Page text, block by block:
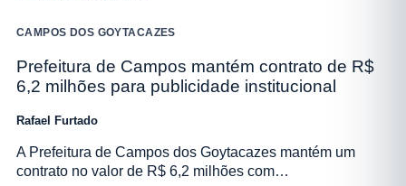
CAMPOS DOS GOYTACAZES
Prefeitura de Campos mantém contrato de R$
6,2 milhões para publicidade institucional
Rafael Furtado
A Prefeitura de Campos dos Goytacazes mantém um
contrato no valor de R$ 6,2 milhões com…